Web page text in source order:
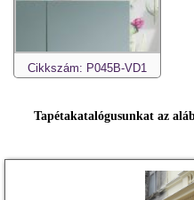
Cikkszám: P045B-VD1
Tapétakatalógusunkat az